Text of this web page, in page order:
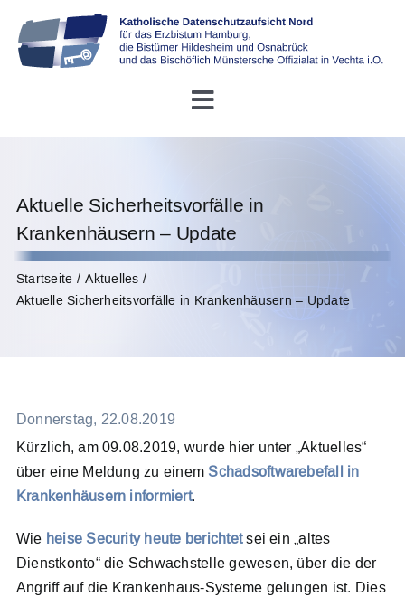
content
Toggle
Navigation
Über uns
Konferenz DDSB
Meldesystem
Search
for:
Aktuelle Sicherheitsvorfälle in
Krankenhäusern – Update
Startseite
Aktuelles
Aktuelle Sicherheitsvorfälle in Krankenhäusern – Update
Donnerstag, 22.08.2019
Kürzlich, am 09.08.2019, wurde hier unter „Aktuelles“
über eine Meldung zu einem Schadsoftwarebefall in
Krankenhäusern informiert.
Wie heise Security heute berichtetsei ein „altes
Dienstkonto“ die Schwachstelle gewesen, über die der
Angriff auf die Krankenhaus-Systeme gelungen ist. Dies